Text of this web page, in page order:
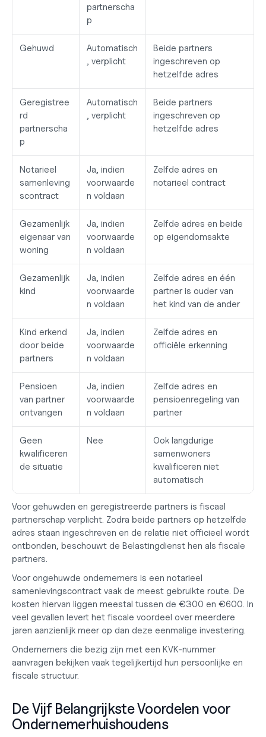
partnerscha
p
Gehuwd
Automatisch
, verplicht
Beide partners
ingeschreven op
hetzelfde adres
Geregistree
rd
partnerscha
p
Automatisch
, verplicht
Beide partners
ingeschreven op
hetzelfde adres
Notarieel
samenleving
scontract
Ja, indien
voorwaarde
n voldaan
Zelfde adres en
notarieel contract
Gezamenlijk
eigenaar van
woning
Ja, indien
voorwaarde
n voldaan
Zelfde adres en beide
op eigendomsakte
Gezamenlijk
kind
Ja, indien
voorwaarde
n voldaan
Zelfde adres en één
partner is ouder van
het kind van de ander
Kind erkend
door beide
partners
Ja, indien
voorwaarde
n voldaan
Zelfde adres en
officiële erkenning
Pensioen
van partner
ontvangen
Ja, indien
voorwaarde
n voldaan
Zelfde adres en
pensioenregeling van
partner
Geen
kwalificeren
de situatie
Nee
Ook langdurige
samenwoners
kwalificeren niet
automatisch
Voor gehuwden en geregistreerde partners is fiscaal
partnerschap verplicht. Zodra beide partners op hetzelfde
adres staan ingeschreven en de relatie niet officieel wordt
ontbonden, beschouwt de Belastingdienst hen als fiscale
partners.
Voor ongehuwde ondernemers is een notarieel
samenlevingscontract vaak de meest gebruikte route. De
kosten hiervan liggen meestal tussen de €300 en €600. In
veel gevallen levert het fiscale voordeel over meerdere
jaren aanzienlijk meer op dan deze eenmalige investering.
Ondernemers die bezig zijn met een KVK-nummer
aanvragen bekijken vaak tegelijkertijd hun persoonlijke en
fiscale structuur.
De Vijf Belangrijkste Voordelen voor
Ondernemerhuishoudens